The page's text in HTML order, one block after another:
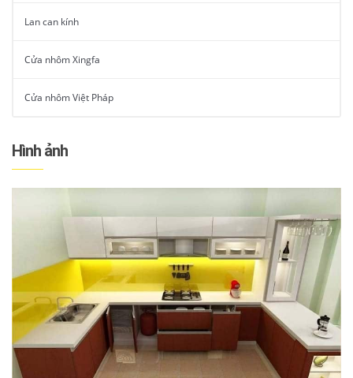
Lan can kính
Cửa nhôm Xingfa
Cửa nhôm Việt Pháp
Hình ảnh